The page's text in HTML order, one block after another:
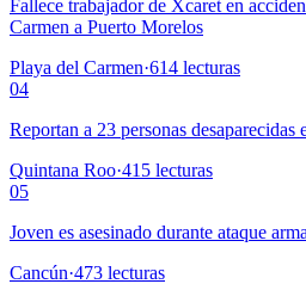
Fallece trabajador de Xcaret en
Carmen a Puerto Morelos
Playa del Carmen·614 lecturas
04
Reportan a 23 personas desaparecidas
Quintana Roo·415 lecturas
05
Joven es asesinado durante ataque
Cancún·473 lecturas